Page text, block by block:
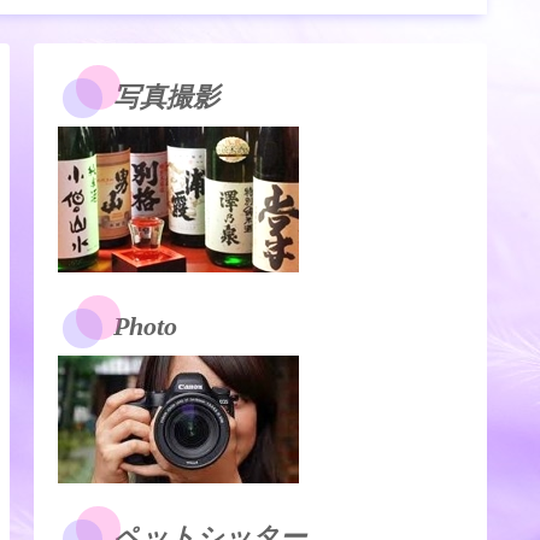
写真撮影
Photo